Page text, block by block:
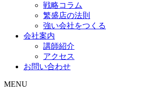
戦略コラム
繁盛店の法則
強い会社をつくる
会社案内
講師紹介
アクセス
お問い合わせ
MENU